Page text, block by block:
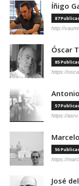
Íñigo
87
http://
Óscar
85
https://
57
https://
56
https://
José